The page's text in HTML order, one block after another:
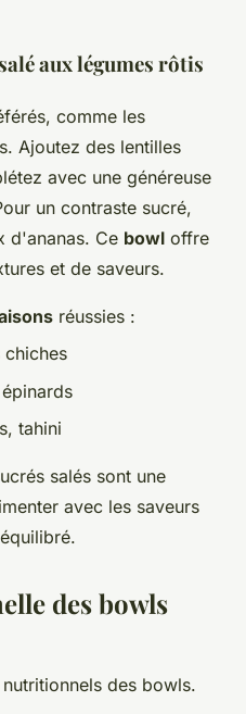
aux légumes rôtis
comme les
Ajoutez des lentilles
avec une généreuse
un contraste sucré,
d'ananas. Ce bowl offre
et de saveurs.
réussies :
chiches
tahini
salés sont une
avec les saveurs
des bowls
des bowls.